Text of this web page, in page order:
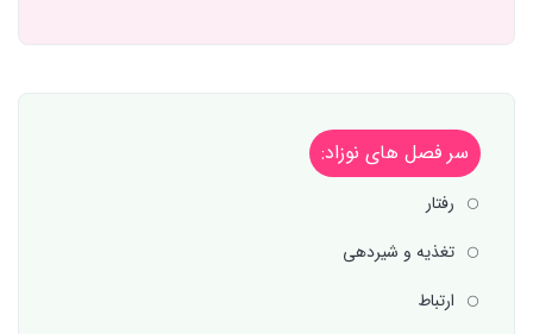
سر فصل های نوزاد:
رفتار
تغذیه و شیردهی
ارتباط